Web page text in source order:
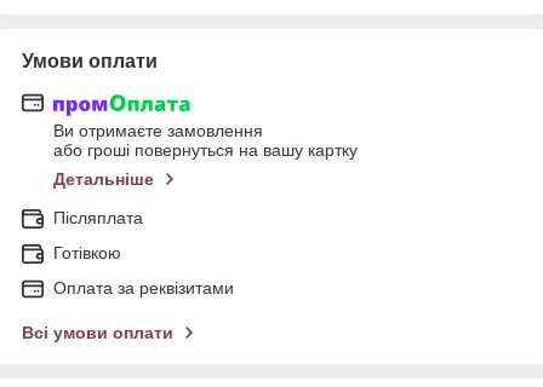
Умови оплати
Ви отримаєте замовлення
або гроші повернуться на вашу картку
Детальніше
Післяплата
Готівкою
Оплата за реквізитами
Всі умови оплати